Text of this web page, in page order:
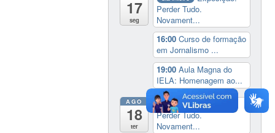
17
seg
Perder Tudo.
Novament...
16:00Curso de formação
em Jornalismo ...
19:00Aula Magna do
IELA: Homenagem ao...
AGO
18
ter
dia inteiro
Exposição:
Perder Tudo.
Novament...